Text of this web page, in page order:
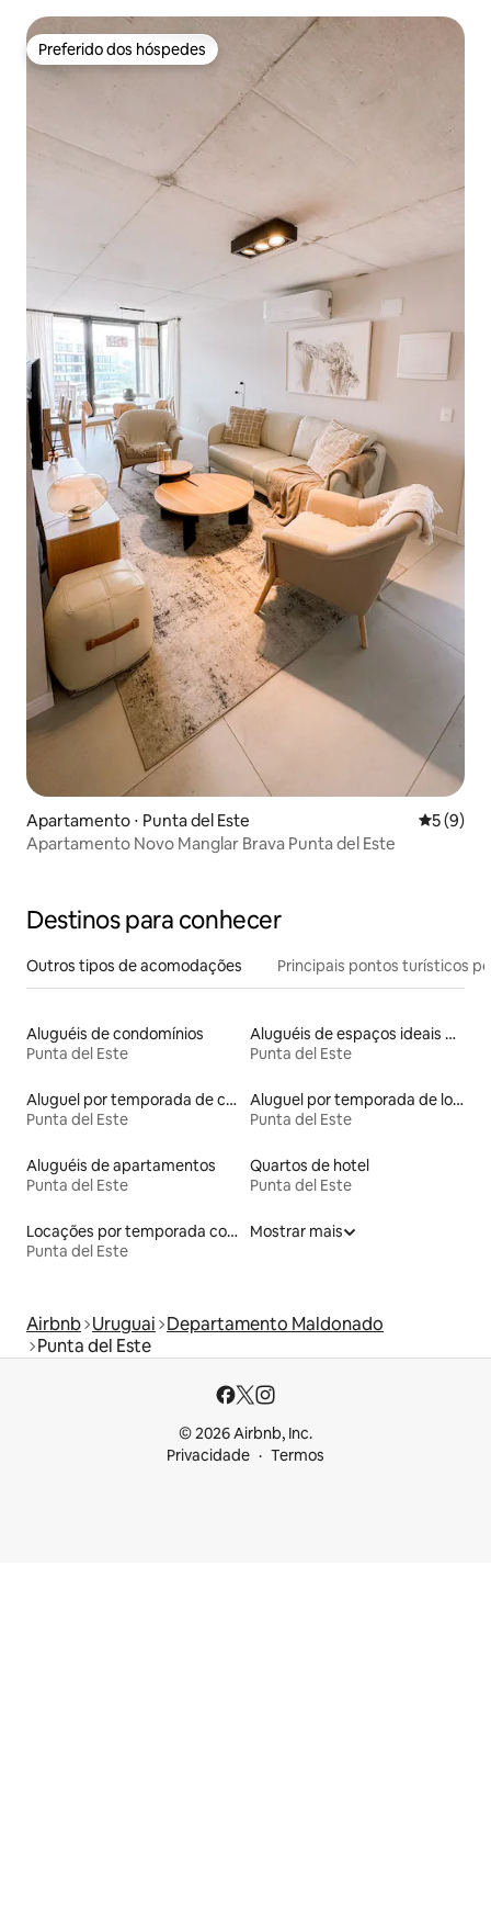
Preferido dos hóspedes
Preferido dos hóspedes
Apartamento ⋅ Punta del Este 5 de
5 (9)
Apartamento Novo Manglar Brava Punta del Este
Destinos para conhecer
Outros tipos de acomodações Principais pontos turísticos
Aluguéis de condomínios
Punta del Este
Aluguéis de espaços ideais para famílias
Punta del Este
Aluguel por temporada de casas de veraneio
Punta del Este
Aluguel por temporada de lofts
Punta del Este
Aluguéis de apartamentos
Punta del Este
Quartos de hotel
Punta del Este
Locações por temporada com piscina
Punta del Este
Mostrar mais
Airbnb Uruguai Departamento Maldonado
Punta del Este
© 2026 Airbnb, Inc.
Privacidade
Termos